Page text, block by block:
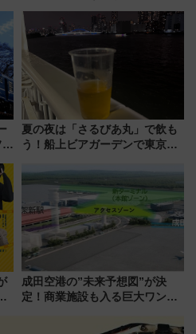
ん)」企画がスタート
夏の夜は「さるびあ丸」で飲も
う！船上ビアガーデンで東京湾
杯……工場直送生ビールや島グ
ルメが美味い
成田空港の”未来予想図”が決
定！商業施設も入る巨大ワンタ
で新型特急が品川･羽田とを結